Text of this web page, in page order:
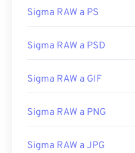
Sigma RAW a PS
Sigma RAW a PSD
Sigma RAW a GIF
Sigma RAW a PNG
Sigma RAW a JPG